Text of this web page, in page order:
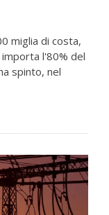
miglia di costa,
l'80% del
spinto, nel